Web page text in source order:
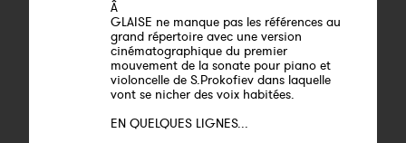
Â
GLAISE ne manque pas les références au
grand répertoire avec une version
cinématographique du premier
mouvement de la sonate pour piano et
violoncelle de S.Prokofiev dans laquelle
vont se nicher des voix habitées.
EN QUELQUES LIGNES...